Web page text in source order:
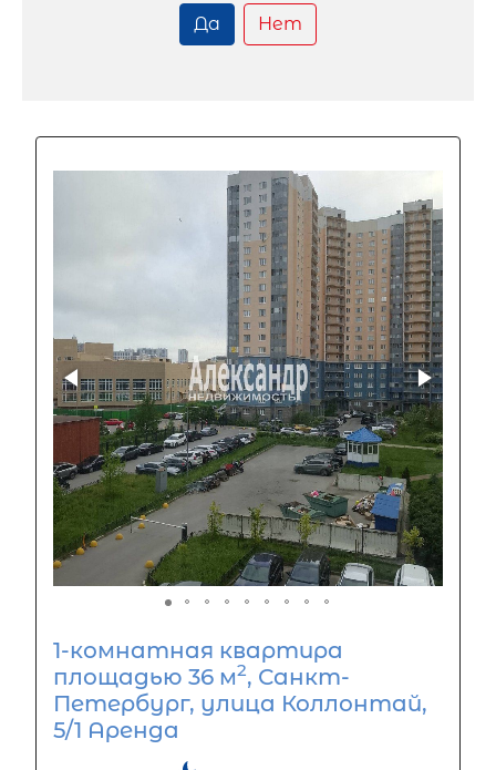
Да Нет
1-комнатная квартира
площадью 36 м2, Санкт-
Петербург, улица Коллонтай,
5/1 Аренда